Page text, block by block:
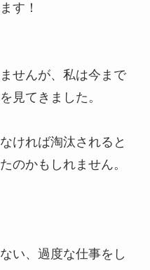
す！
せんが、私は今まで
見てきました。
ければ淘汰されると
のかもしれません。
い、過度な仕事をし